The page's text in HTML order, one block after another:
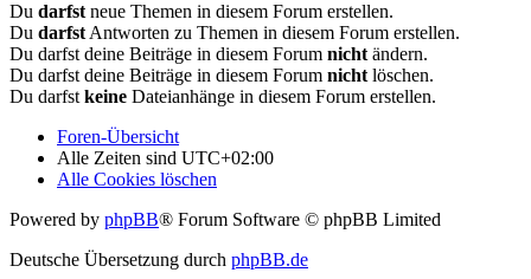
Du darfst neue Themen in diesem Forum erstellen.
Du darfst Antworten zu Themen in diesem Forum erstellen.
Du darfst deine Beiträge in diesem Forum nicht ändern.
Du darfst deine Beiträge in diesem Forum nicht löschen.
Du darfst keine Dateianhänge in diesem Forum erstellen.
Foren-Übersicht
Alle Zeiten sind UTC+02:00
Alle Cookies löschen
Powered by phpBB® Forum Software © phpBB Limited
Deutsche Übersetzung durch phpBB.de